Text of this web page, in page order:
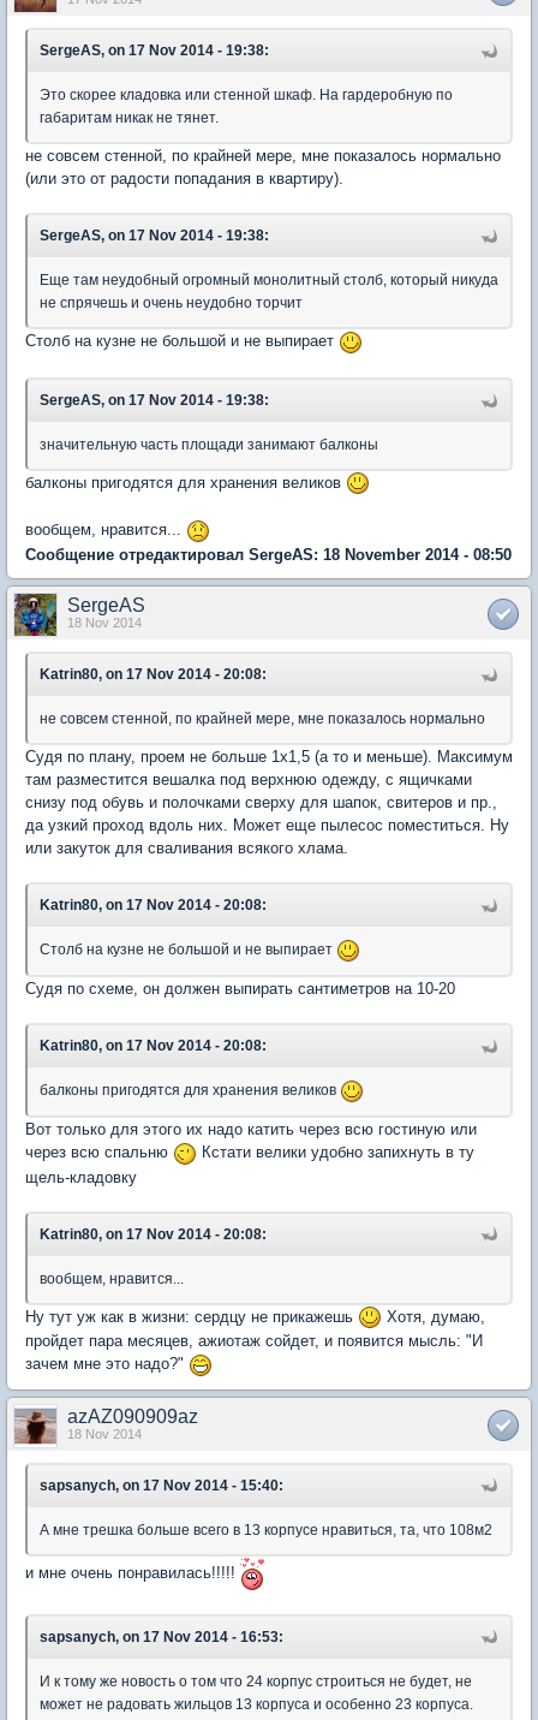
SergeAS, on 17 Nov 2014 - 19:38:
Это скорее кладовка или стенной шкаф. На гардеробную по
габаритам никак не тянет.
не совсем стенной, по крайней мере, мне показалось нормально
(или это от радости попадания в квартиру).
SergeAS, on 17 Nov 2014 - 19:38:
Еще там неудобный огромный монолитный столб, который никуда
не спрячешь и очень неудобно торчит
Столб на кузне не большой и не выпирает
SergeAS, on 17 Nov 2014 - 19:38:
значительную часть площади занимают балконы
балконы пригодятся для хранения великов
вообщем, нравится...
Сообщение отредактировал SergeAS: 18 November 2014 - 08:50
SergeAS
18 Nov 2014
Katrin80, on 17 Nov 2014 - 20:08:
не совсем стенной, по крайней мере, мне показалось нормально
Судя по плану, проем не больше 1х1,5 (а то и меньше). Максимум
там разместится вешалка под верхнюю одежду, с ящичками
снизу под обувь и полочками сверху для шапок, свитеров и пр.,
да узкий проход вдоль них. Может еще пылесос поместиться. Ну
или закуток для сваливания всякого хлама.
Katrin80, on 17 Nov 2014 - 20:08:
Столб на кузне не большой и не выпирает
Судя по схеме, он должен выпирать сантиметров на 10-20
Katrin80, on 17 Nov 2014 - 20:08:
балконы пригодятся для хранения великов
Вот только для этого их надо катить через всю гостиную или
через всю спальню
Кстати велики удобно запихнуть в ту
щель-кладовку
Katrin80, on 17 Nov 2014 - 20:08:
вообщем, нравится...
Ну тут уж как в жизни: сердцу не прикажешь
Хотя, думаю,
пройдет пара месяцев, ажиотаж сойдет, и появится мысль: "И
зачем мне это надо?"
azAZ090909az
18 Nov 2014
sapsanych, on 17 Nov 2014 - 15:40:
А мне трешка больше всего в 13 корпусе нравиться, та, что 108м2
и мне очень понравилась!!!!!
sapsanych, on 17 Nov 2014 - 16:53:
И к тому же новость о том что 24 корпус строиться не будет, не
может не радовать жильцов 13 корпуса и особенно 23 корпуса.